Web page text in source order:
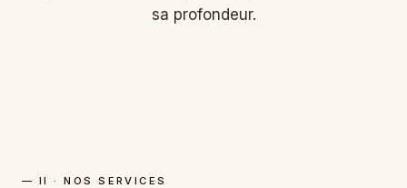
sa profondeur.
— II · NOS SERVICES